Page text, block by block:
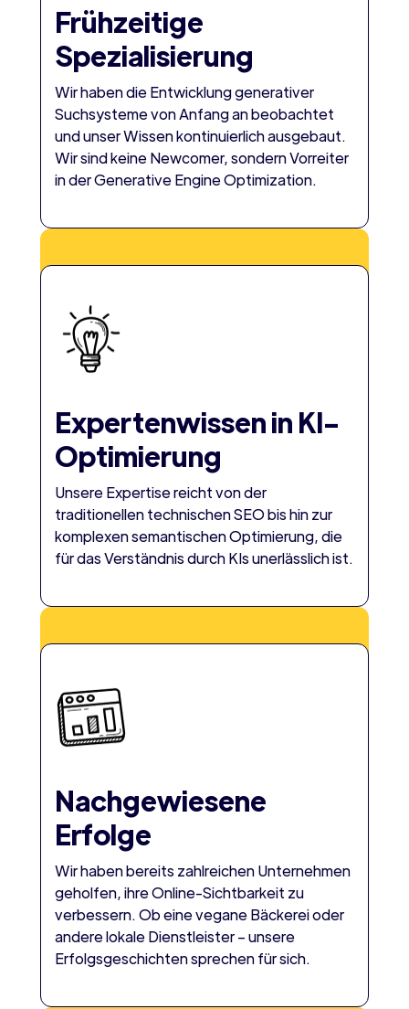
Frühzeitige
Spezialisierung
Wir haben die Entwicklung generativer
Suchsysteme von Anfang an beobachtet
und unser Wissen kontinuierlich ausgebaut.
Wir sind keine Newcomer, sondern Vorreiter
in der Generative Engine Optimization.
Expertenwissen in KI-
Optimierung
Unsere Expertise reicht von der
traditionellen technischen SEO bis hin zur
komplexen semantischen Optimierung, die
für das Verständnis durch KIs unerlässlich ist.
Nachgewiesene
Erfolge
Wir haben bereits zahlreichen Unternehmen
geholfen, ihre Online-Sichtbarkeit zu
verbessern. Ob eine vegane Bäckerei oder
andere lokale Dienstleister – unsere
Erfolgsgeschichten sprechen für sich.